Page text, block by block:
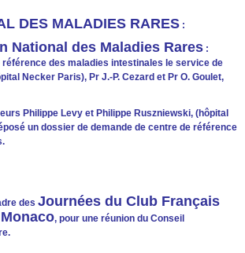
DES MALADIES RARES :
National des Maladies Rares :
des maladies intestinales le service de
Necker Paris), Pr J.-P. Cezard et Pr O. Goulet,
Philippe Levy et Philippe Ruszniewski, (hôpital
un dossier de demande de centre de référence
des Journées du Club Français
, pour une réunion du Conseil